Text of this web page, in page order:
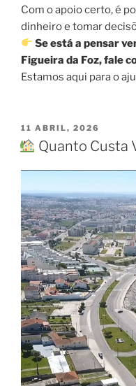
Com o apoio certo, é
dinheiro e tomar
Se está a pensar
Figueira da Foz, fale
Estamos aqui para o
PUBLICADO
EM
11 ABRIL, 2026
Quanto Custa